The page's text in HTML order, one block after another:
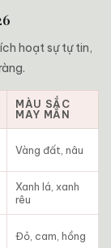
hoạt sự tự tin,
MÀU SẮC
MAY MẮN
Vàng đất, nâu
Xanh lá, xanh
rêu
Đỏ, cam, hồng